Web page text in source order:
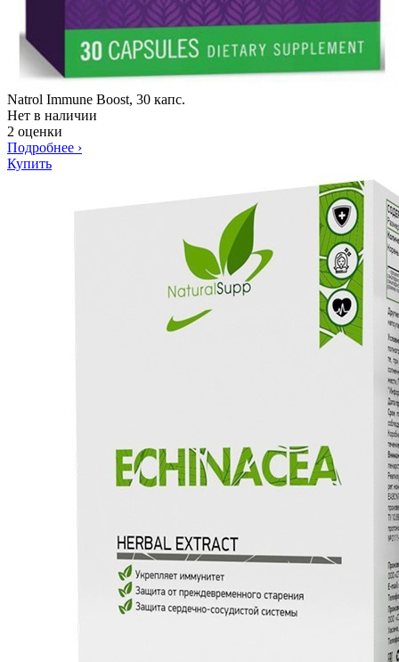
Natrol Immune Boost, 30 капс.
Нет в наличии
2 оценки
Подробнее ›
Купить